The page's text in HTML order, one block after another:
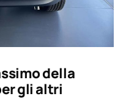
della
gli altri